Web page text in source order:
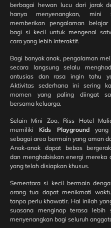
berbagai hewan lucu dari jarak
hanya menyenangkan, mini
memberikan pengalaman belajar
bagi si kecil untuk mengenal
cara yang lebih interaktif.
Bagi banyak anak, pengalaman
secara langsung selalu
antusias dan rasa ingin tahu
Aktivitas sederhana ini sering
momen yang paling diingat
bersama keluarga.
Selain Mini Zoo, Riss Hotel
memiliki Kids Playgroundyang
sebagai area bermain yang aman
Anak-anak dapat bebas
dan menghabiskan energi mereka
yang telah disiapkan khusus.
Sementara si kecil bermain
orang tua dapat menikmati
tanpa perlu khawatir. Hal inilah
suasana menginap terasa lebih
menyenangkan bagi seluruh